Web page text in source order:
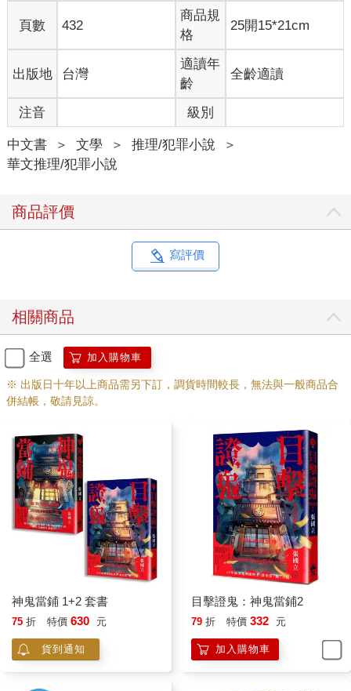
「將軍飛行生涯的第一個中隊，台東基地七三七聯隊四十六中
隊，飛F －5E。
「四十六中隊前身是假想敵中隊，隊徽中央是老共的紅星，紅星
中間是老共的殲七戰機。」
「你是誰？」她鎮定了。
小艾快天亮開著伍警官的休旅車離開山區，大清早路上沒車，他
依指示走台九線往，經過蘇花公路時塞了一下，進宜蘭市區已暢
通無阻。不急，車停路邊，夜市早已收攤，菜商與肉販接班開始
他們早起的工作，角落早餐店已冒出熱氣，他坐進雨棚下，什麼
肉，味道不對，歐洲的豬肉和台灣的到底有什麼不同？
上高速公路前收到娃娃傳來照片，伍家父子六點即開工，娃娃寫
這是我們早餐，不敢想像今天學生吃到什麼樣的午餐。
的台式荷包蛋，就得滴點醬油。再不行，改成炒蛋，口感差很
多，澆番茄醬。還是不行，蛋丁拌肉鬆，夾進吐司。總歸是蛋，
可以打混糊口。
主食為老伍兒子伍元燉煮的稀飯，時間太久，略乾。另外按照小
艾食譜以薑絲炒出青江菜。
一路順風。娃娃留言。
將軍和擔任他祕書的女孩搭上午飛機兜圈子經杜拜到阿姆斯特丹
轉機飛里斯本，小艾坐兩個小時後班機，直飛巴黎轉機飛里斯
本。二十三日上午分別住進不同旅館，將軍住洲際飯店，小艾則
上網找了間Hostel，離洲際不遠，閣樓雖小卻獨立一間。沒有櫃
檯服務人員，網路check in，按號碼開鎖，天冷，住客不多，唯一
礙眼的是門楣上監視器，小艾伸手頂頂鏡頭，拍得到他的帽子和
眼睛，拍不到整張臉孔。
二十三日白天很忙，他按朋友留的聯繫電話弄到槍，打扮成觀光
客戴漁夫帽和墨鏡搭電車上山。逛了聖喬治城堡，雨天，站在城
牆，半個山區盡在眼前。比對手機上地圖，記住下山的幾條小巷
子位置。到廣場旁的咖啡館、餐廳周邊打了幾個轉，快步縮進他
攀上聖米蓋爾教堂屋頂，仔細打量左邊兩層樓公寓二樓那扇未亮
燈的窗戶，若打算對將軍背心射擊，他可能會選擇那裡。
教堂面東南，前面是個廣場，可遠眺不久將流入大西洋的太加斯
頁數 432
商品規
格
25開15*21cm
出版地 台灣
適讀年
齡
全齡適讀
注音 級別
中文書 ＞ 文學 ＞ 推理/犯罪小說
＞
華文推理/犯罪小說
商品評價
寫評價
相關商品
全選 加入購物車
※ 出版日十年以上商品需另下訂，調貨時間較長，無法與一般商品合
併結帳，敬請見諒。
神鬼當鋪 1+2 套書
75 折 特價 630 元
貨到通知
目擊證鬼：神鬼當鋪2
79 折 特價 332 元
加入購物車